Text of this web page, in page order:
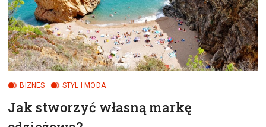
BIZNES STYL I MODA
Jak stworzyć własną markę